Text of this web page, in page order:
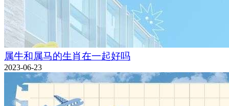
属牛和属马的生肖在一起好吗
2023-06-23